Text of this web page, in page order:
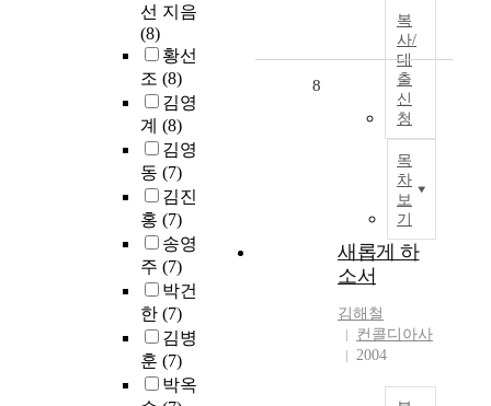
선 지음
(8)
황선
조 (8)
김영
계 (8)
김영
동 (7)
김진
홍 (7)
송영
주 (7)
박건
한 (7)
김병
훈 (7)
박옥
복
사/
대
출
신
청
목
차
보
기
8
새롭게 하
소서
김해철
컨콜디아사
2004